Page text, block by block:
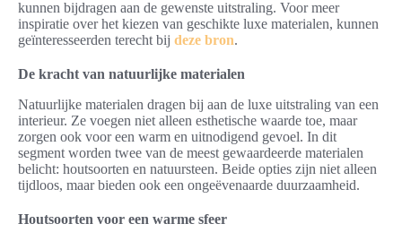
kunnen bijdragen aan de gewenste uitstraling. Voor meer
inspiratie over het kiezen van geschikte luxe materialen, kunnen
geïnteresseerden terecht bij deze bron.
De kracht van natuurlijke materialen
Natuurlijke materialen dragen bij aan de luxe uitstraling van een
interieur. Ze voegen niet alleen esthetische waarde toe, maar
zorgen ook voor een warm en uitnodigend gevoel. In dit
segment worden twee van de meest gewaardeerde materialen
belicht: houtsoorten en natuursteen. Beide opties zijn niet alleen
tijdloos, maar bieden ook een ongeëvenaarde duurzaamheid.
Houtsoorten voor een warme sfeer